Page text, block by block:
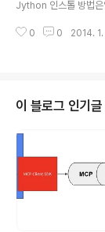
Jython 인스톨 방법
한 Python 테스트 ※
파일을 그 디렉토리
0 0 2014.
이 블로그 인기글